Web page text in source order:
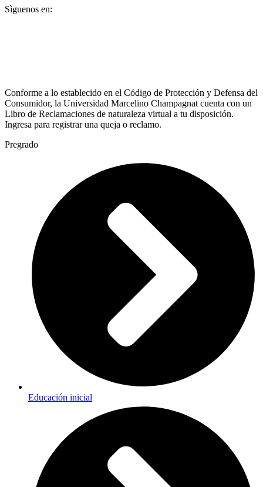
Sìguenos en:
Conforme a lo establecido en el Código de Protección y Defensa del
Consumidor, la Universidad Marcelino Champagnat cuenta con un
Libro de Reclamaciones de naturaleza virtual a tu disposición.
Ingresa para registrar una queja o reclamo.
Pregrado
Educación inicial